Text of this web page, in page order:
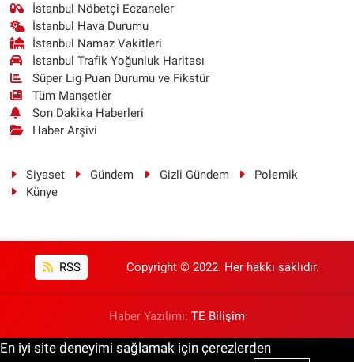
İstanbul Nöbetçi Eczaneler
İstanbul Hava Durumu
İstanbul Namaz Vakitleri
İstanbul Trafik Yoğunluk Haritası
Süper Lig Puan Durumu ve Fikstür
Tüm Manşetler
Son Dakika Haberleri
Haber Arşivi
Siyaset Gündem Gizli Gündem
Polemik
Künye
RSS Copyright © 2022. Her hakkı saklıdır.
Haber Yazılımı: TE Bilişim
En iyi site deneyimi sağlamak için çerezlerden